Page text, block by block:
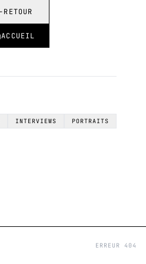
RETOUR
ACCUEIL
INTERVIEWS PORTRAITS
ERREUR 404